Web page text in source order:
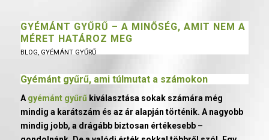
GYÉMÁNT GYŰRŰ – A MINŐSÉG, AMIT NEM A
MÉRET HATÁROZ MEG
BLOG, GYÉMÁNT GYŰRŰ
Gyémánt gyűrű, ami túlmutat a számokon
Agyémánt gyűrűkiválasztása sokak számára még
mindig a karátszám és az ár alapján történik. A nagyobb
mindig jobb, a drágább biztosan értékesebb –